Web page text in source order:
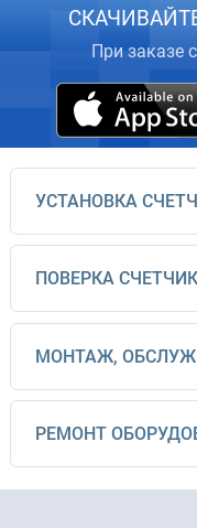
При заказе
УСТАНОВКА
ПОВЕРКА
МОНТАЖ,
РЕМОНТ